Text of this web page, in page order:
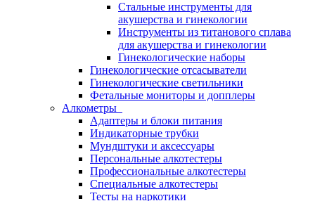
Стальные инструменты для
акушерства и гинекологии
Инструменты из титанового сплава
для акушерства и гинекологии
Гинекологические наборы
Гинекологические отсасыватели
Гинекологические светильники
Фетальные мониторы и допплеры
Алкометры
Адаптеры и блоки питания
Индикаторные трубки
Мундштуки и аксессуары
Персональные алкотестеры
Профессиональные алкотестеры
Специальные алкотестеры
Тесты на наркотики